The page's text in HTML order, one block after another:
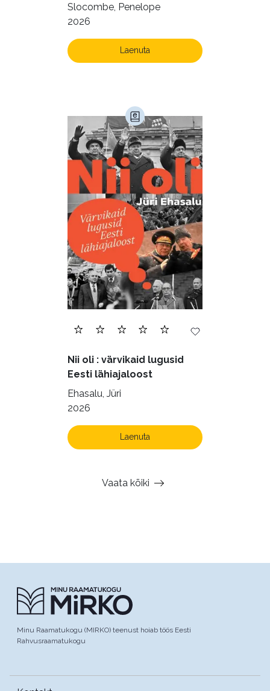
Slocombe, Penelope
2026
Laenuta
Nii oli : värvikaid lugusid
Eesti lähiajaloost
Ehasalu, Jüri
2026
Laenuta
Vaata kõiki
Minu Raamatukogu (MIRKO) teenust hoiab töös Eesti
Rahvusraamatukogu